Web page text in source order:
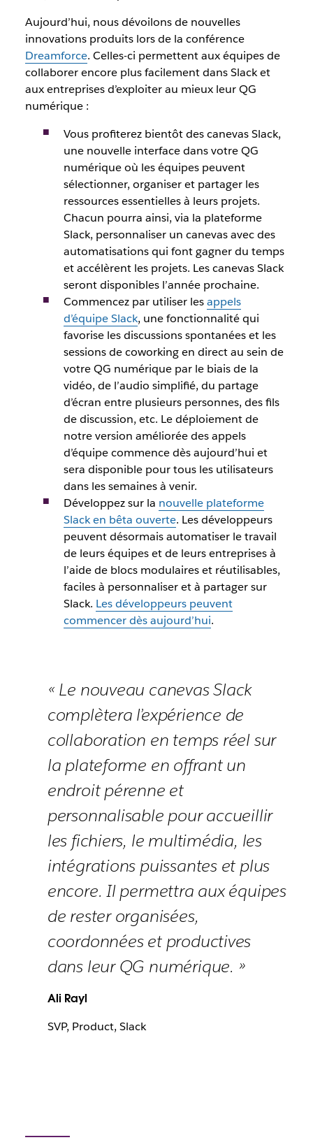
Aujourd’hui, nous dévoilons de nouvelles
innovations produits lors de la conférence
Dreamforce. Celles-ci permettent aux équipes de
collaborer encore plus facilement dans Slack et
aux entreprises d’exploiter au mieux leur QG
numérique :
Vous profiterez bientôt des canevas Slack,
une nouvelle interface dans votre QG
numérique où les équipes peuvent
sélectionner, organiser et partager les
ressources essentielles à leurs projets.
Chacun pourra ainsi, via la plateforme
Slack, personnaliser un canevas avec des
automatisations qui font gagner du temps
et accélèrent les projets. Les canevas Slack
seront disponibles l’année prochaine.
Commencez par utiliser lesappels
d’équipe Slack, une fonctionnalité qui
favorise les discussions spontanées et les
sessions de coworking en direct au sein de
votre QG numérique par le biais de la
vidéo, de l’audio simplifié, du partage
d’écran entre plusieurs personnes, des fils
de discussion, etc. Le déploiement de
notre version améliorée des appels
d’équipe commence dès aujourd’hui et
sera disponible pour tous les utilisateurs
dans les semaines à venir.
Développez sur la nouvelle plateforme
Slack en bêta ouverte. Les développeurs
peuvent désormais automatiser le travail
de leurs équipes et de leurs entreprises à
l’aide de blocs modulaires et réutilisables,
faciles à personnaliser et à partager sur
Slack. Les développeurs peuvent
commencer dès aujourd’hui.
« Le nouveau canevas Slack
complètera l’expérience de
collaboration en temps réel sur
la plateforme en offrant un
endroit pérenne et
personnalisable pour accueillir
les fichiers, le multimédia, les
intégrations puissantes et plus
encore. Il permettra aux équipes
de rester organisées,
coordonnées et productives
dans leur QG numérique. »
Ali Rayl
SVP, Product, Slack